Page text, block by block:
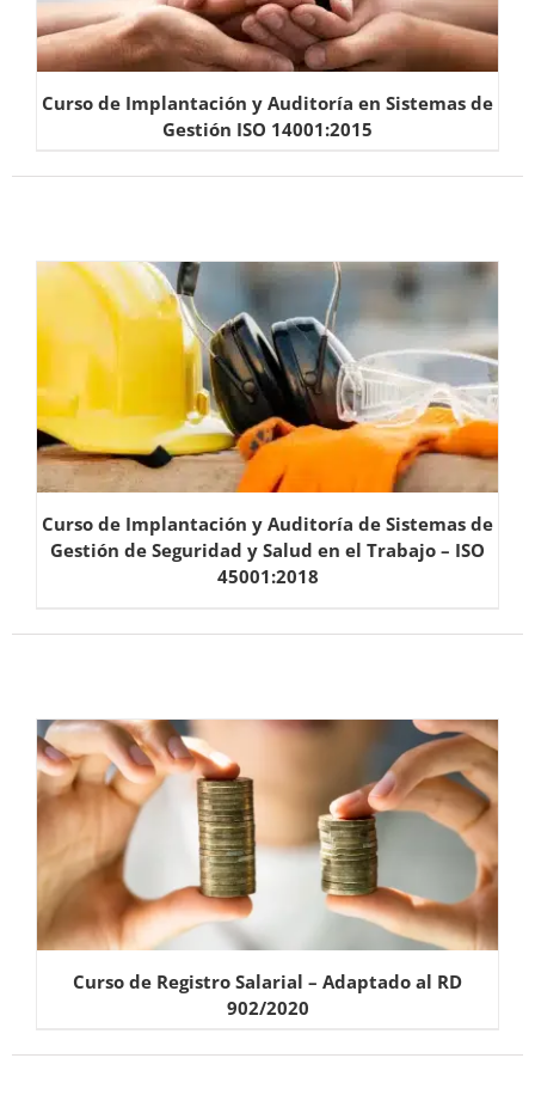
Curso de Implantación y Auditoría en Sistemas de
Gestión ISO 14001:2015
Curso de Implantación y Auditoría de Sistemas de
Gestión de Seguridad y Salud en el Trabajo – ISO
45001:2018
Curso de Registro Salarial – Adaptado al RD
902/2020